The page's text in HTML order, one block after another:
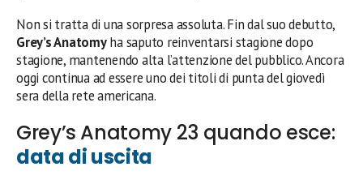
Non si tratta di una sorpresa assoluta. Fin dal suo debutto,
Grey’s Anatomyha saputo reinventarsi stagione dopo
stagione, mantenendo alta l’attenzione del pubblico. Ancora
oggi continua ad essere uno dei titoli di punta del giovedì
sera della rete americana.
Grey’s Anatomy 23 quando esce:
data di uscita